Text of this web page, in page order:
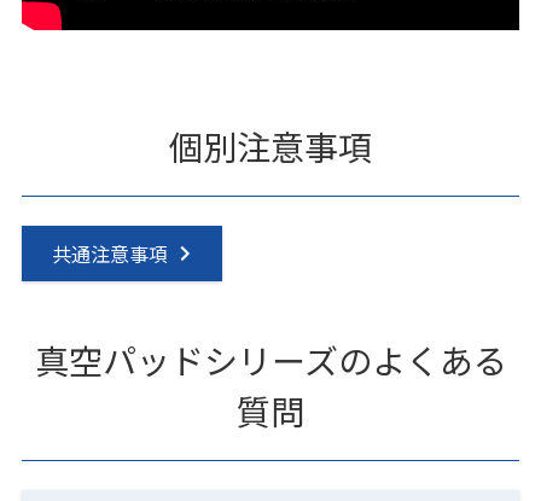
個別注意事項
共通注意事項
真空パッドシリーズのよくある
質問